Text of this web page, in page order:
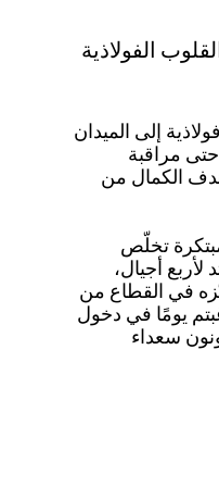
من ذوي القلوب الفولاذية
ذو قلوب فولاذية إلى الميدان
مراقبة
الكمال من
تخلّص
أجيال،
في القطاع من
يومًا في دخول
شخص سيكونون سعداء